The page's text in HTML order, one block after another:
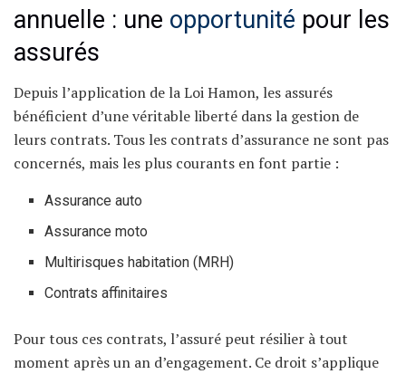
annuelle : une opportunité pour les
assurés
Depuis l’application de la Loi Hamon, les assurés
bénéficient d’une véritable liberté dans la gestion de
leurs contrats. Tous les contrats d’assurance ne sont pas
concernés, mais les plus courants en font partie :
Assurance auto
Assurance moto
Multirisques habitation (MRH)
Contrats affinitaires
Pour tous ces contrats, l’assuré peut résilier à tout
moment après un an d’engagement. Ce droit s’applique